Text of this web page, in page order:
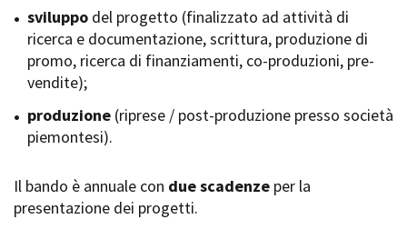
LOCATION GUIDE
FILM DATABASE
BOOK DATABASE
NEWS
CASTING
Newsletter
Lavora con noi
Stage - Tirocini - Scuola e
Lavoro
per affidamento lavori in
economia
sviluppo del progetto (finalizzato ad attività di
ricerca e documentazione, scrittura, produzione di
promo, ricerca di finanziamenti, co-produzioni, pre-
vendite);
produzione (riprese / post-produzione presso società
piemontesi).
Il bando è annuale con due scadenze per la
presentazione dei progetti.